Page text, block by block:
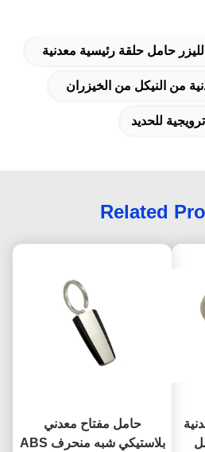
حامل حلقة رئيسية معدنية
من النيكل من الخيزران
للحديد
Related
حامل مفتاح معدني
بلاستيكي شبه منحرف ABS